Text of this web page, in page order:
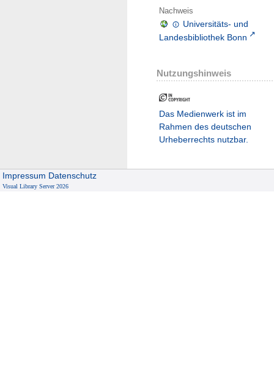
Nachweis
Universitäts- und
Landesbibliothek Bonn
Nutzungshinweis
Das Medienwerk ist im
Rahmen des deutschen
Urheberrechts nutzbar.
Impressum Datenschutz
Visual Library Server 2026